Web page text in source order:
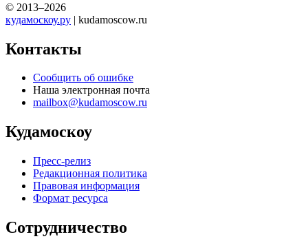
© 2013–2026
кудамоскоу.ру | kudamoscow.ru
Контакты
Сообщить об ошибке
Наша электронная почта
mailbox@kudamoscow.ru
Кудамоскоу
Пресс-релиз
Редакционная политика
Правовая информация
Формат ресурса
Сотрудничество